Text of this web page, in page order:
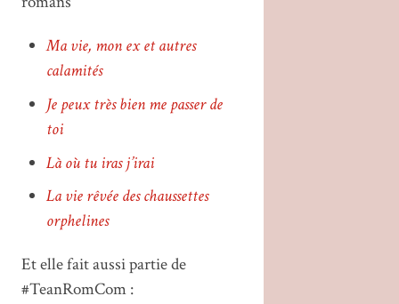
Ma vie, mon ex et autres
calamités
Je peux très bien me passer de
toi
Là où tu iras j’irai
La vie rêvée des chaussettes
orphelines
Et elle fait aussi partie de
#TeanRomCom :